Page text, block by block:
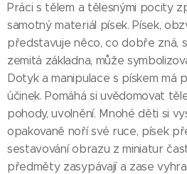
Práci s tělem a tělesnými pocity
samotný materiál písek. Písek,
představuje něco, co dobře zná, s
zemitá základna, může
Dotyk a manipulace s pískem má
účinek. Pomáhá si uvědomovat
pohody, uvolnění. Mnohé děti si
opakovaně noří své ruce, písek
sestavování obrazu z miniatur
předměty zasypávají a zase